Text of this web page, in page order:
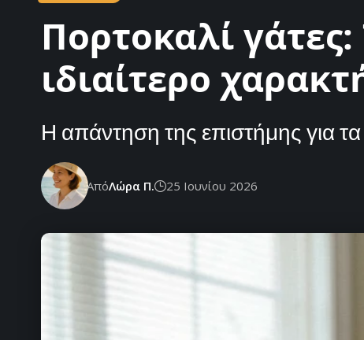
Πορτοκαλί
ιδιαίτερο
Η απάντηση της επιστήμης για
ΑπόΛώρα Π. 25 Ιουνίου 2026